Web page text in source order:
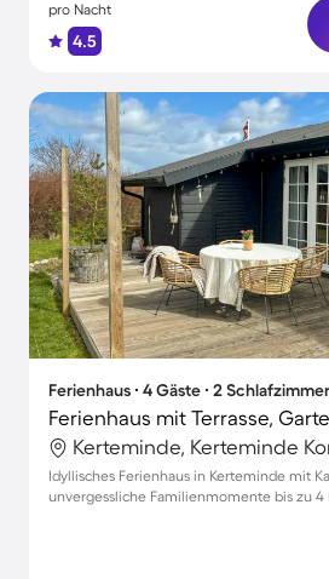
pro Nacht
4.5
Ferienhaus ∙ 4 Gäste ∙ 2 Schlafzimmer
Ferienhaus mit Terrasse,
Idyllisches Ferienhaus in Kerteminde mit
unvergessliche Familienmomente bis zu 4